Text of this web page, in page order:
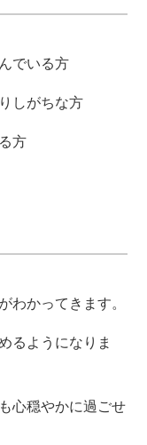
でいる方
しがちな方
方
わかってきます。
るようになりま
心穏やかに過ごせ